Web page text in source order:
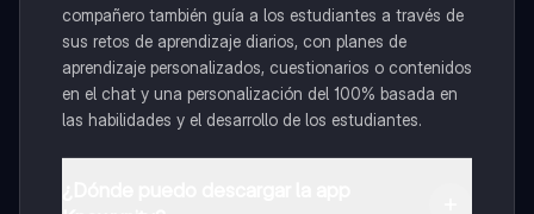
compañero también guía a los estudiantes a través de
sus retos de aprendizaje diarios, con planes de
aprendizaje personalizados, cuestionarios o contenidos
en el chat y una personalización del 100% basada en
las habilidades y el desarrollo de los estudiantes.